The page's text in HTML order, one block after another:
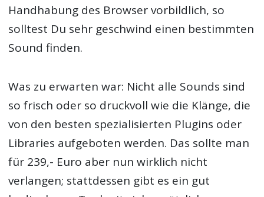
Handhabung des Browser vorbildlich, so
solltest Du sehr geschwind einen bestimmten
Sound finden.
Was zu erwarten war: Nicht alle Sounds sind
so frisch oder so druckvoll wie die Klänge, die
von den besten spezialisierten Plugins oder
Libraries aufgeboten werden. Das sollte man
für 239,- Euro aber nun wirklich nicht
verlangen; stattdessen gibt es ein gut